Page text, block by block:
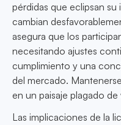
pérdidas que eclipsan su
cambian
asegura que los
necesitando ajustes
cumplimiento y una
del mercado.
en un paisaje plagado de
Las implicaciones de la